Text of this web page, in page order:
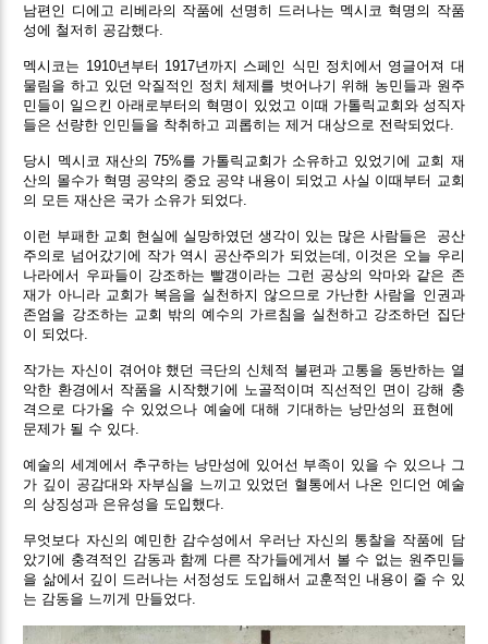
남편인 디에고 리베라의 작품에 선명히 드러나는 멕시코 혁명의 작품
성에 철저히 공감했다.
멕시코는 1910년부터 1917년까지 스페인 식민 정치에서 영글어져 대
물림을 하고 있던 악질적인 정치 체제를 벗어나기 위해 농민들과 원주
민들이 일으킨 아래로부터의 혁명이 있었고 이때 가톨릭교회와 성직자
들은 선량한 인민들을 착취하고 괴롭히는 제거 대상으로 전락되었다.
당시 멕시코 재산의 75%를 가톨릭교회가 소유하고 있었기에 교회 재
산의 몰수가 혁명 공약의 중요 공약 내용이 되었고 사실 이때부터 교회
의 모든 재산은 국가 소유가 되었다.
이런 부패한 교회 현실에 실망하였던 생각이 있는 많은 사람들은
공산
주의로 넘어갔기에 작가 역시 공산주의가 되었는데, 이것은 오늘 우리
나라에서 우파들이 강조하는 빨갱이라는 그런 공상의 악마와 같은 존
재가 아니라 교회가 복음을 실천하지 않으므로 가난한 사람을 인권과
존엄을 강조하는 교회 밖의 예수의 가르침을 실천하고 강조하던 집단
이 되었다.
작가는 자신이 겪어야 했던 극단의 신체적 불편과 고통을 동반하는 열
악한 환경에서 작품을 시작했기에 노골적이며 직선적인 면이 강해 충
격으로 다가올 수 있었으나 예술에 대해 기대하는 낭만성의 표현에
문제가 될 수 있다.
예술의 세계에서 추구하는 낭만성에 있어선 부족이 있을 수 있으나 그
가 깊이 공감대와 자부심을 느끼고 있었던 혈통에서 나온 인디언 예술
의 상징성과 은유성을 도입했다.
무엇보다 자신의 예민한 감수성에서 우러난 자신의 통찰을 작품에 담
았기에 충격적인 감동과 함께 다른 작가들에게서 볼 수 없는 원주민들
을 삶에서 깊이 드러나는 서정성도 도입해서 교훈적인 내용이 줄 수 있
는 감동을 느끼게 만들었다.